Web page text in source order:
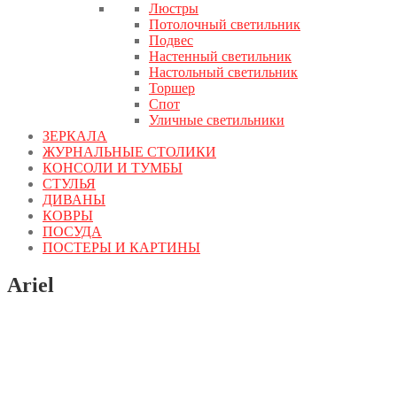
Люстры
Потолочный светильник
Подвес
Настенный светильник
Настольный светильник
Торшер
Спот
Уличные светильники
ЗЕРКАЛА
ЖУРНАЛЬНЫЕ СТОЛИКИ
КОНСОЛИ И ТУМБЫ
СТУЛЬЯ
ДИВАНЫ
КОВРЫ
ПОСУДА
ПОСТЕРЫ И КАРТИНЫ
Ariel